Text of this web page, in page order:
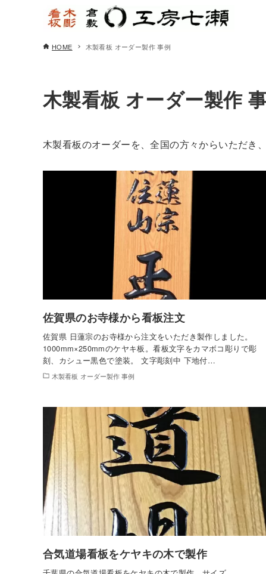
HOME 木製看板 オーダー製作 事例
木製看板 オーダー製作
木製看板のオーダーを、全国の方々からいただき
佐賀県のお寺様から看板注文
佐賀県 日蓮宗のお寺様から注文をいただき製作しました。
1000mm×250mmのケヤキ板。看板文字をカマボコ彫りで彫
刻、カシュー黒色で塗装。 文字彫刻中 下地付…
木製看板 オーダー製作 事例
合気道場看板をケヤキの木で製作